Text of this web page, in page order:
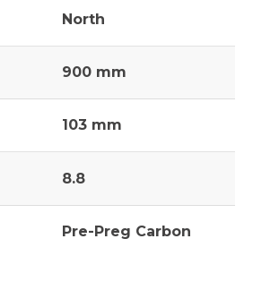
North
900 mm
103 mm
8.8
Pre-Preg Carbon